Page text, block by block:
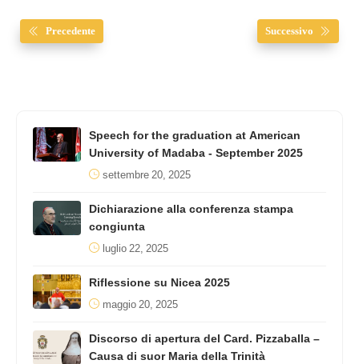
Precedente Successivo
Speech for the graduation at American
University of Madaba - September 2025
settembre 20, 2025
Dichiarazione alla conferenza stampa
congiunta
luglio 22, 2025
Riflessione su Nicea 2025
maggio 20, 2025
Discorso di apertura del Card. Pizzaballa –
Causa di suor Maria della Trinità